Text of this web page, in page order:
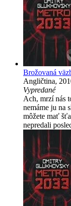
Brožovaná
Angličtina,
Vypredané
Ach, mrzí nás
nemáme ju na
môžete mať
nepredali